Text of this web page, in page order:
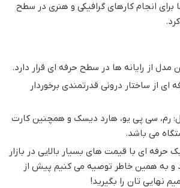
برای انجام کارهای گرافیکی و هنری در سطح
مدل از رایانه ها در سطح حرفه ای قرار دارد.
ای از ساختار درونی قدرتمندی برخوردار
رم، سی پی یو، هارد دیسک و همچنین کارت
می باشد.
ای با قیمت های بسیار بالایی در بازار
به همین خاطر توصیه می کنیم پیش از
نهایی تان را بگیرید!